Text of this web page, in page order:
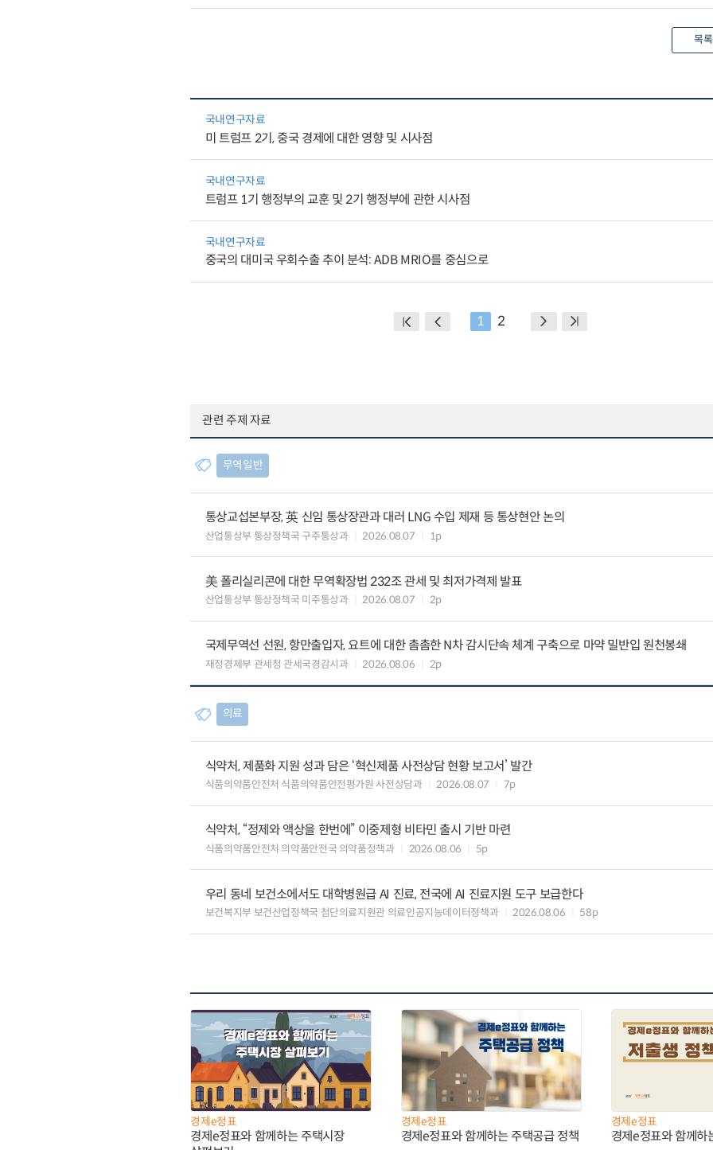
목록
국내연구자료
미 트럼프 2기, 중국 경제에 대한 영향 및 시사점
국내연구자료
트럼프 1기 행정부의 교훈 및 2기 행정부에 관한 시사점
국내연구자료
중국의 대미국 우회수출 추이 분석: ADB MRIO를 중심으로
1 2
관련 주제 자료
무역일반
통상교섭본부장, 英 신임 통상장관과 대러 LNG 수입 제재 등 통상현안 논의
산업통상부 통상정책국 구주통상과 2026.08.07 1p
美 폴리실리콘에 대한 무역확장법 232조 관세 및 최저가격제 발표
산업통상부 통상정책국 미주통상과 2026.08.07 2p
국제무역선 선원, 항만출입자, 요트에 대한 촘촘한 N차 감시단속 체계 구축으로 마약 밀반입 원천봉쇄
재정경제부 관세청 관세국경감시과 2026.08.06 2p
의료
식약처, 제품화 지원 성과 담은 ‘혁신제품 사전상담 현황 보고서’ 발간
식품의약품안전처 식품의약품안전평가원 사전상담과 2026.08.07 7p
식약처, “정제와 액상을 한번에” 이중제형 비타민 출시 기반 마련
식품의약품안전처 의약품안전국 의약품정책과 2026.08.06 5p
우리 동네 보건소에서도 대학병원급 AI 진료, 전국에 AI 진료지원 도구 보급한다
보건복지부 보건산업정책국 첨단의료지원관 의료인공지능데이터정책과 2026.08.06 58p
경제e정표
경제e정표와 함께하는 주택시장
경제e정표
경제e정표와 함께하는 주택공급 정책
경제e정표
경제e정표와 함께하